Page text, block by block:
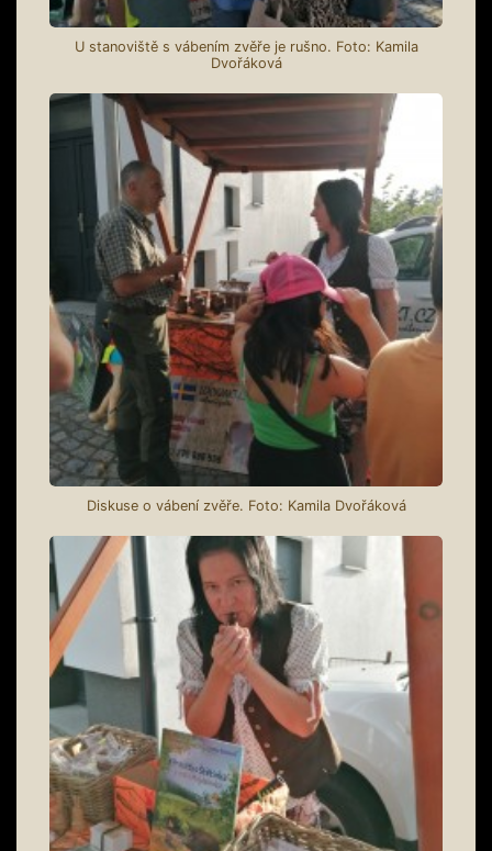
U stanoviště s vábením zvěře je rušno. Foto: Kamila
Dvořáková
Diskuse o vábení zvěře. Foto: Kamila Dvořáková